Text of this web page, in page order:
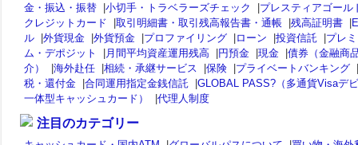
金・振込・振替 |小切手・トラベラーズチェック |プレスティアゴール
クレジットカード
|取引明細書・取引残高報告書・通帳 |残高証明書 |
ル |外貨現金 |外貨預金 |プロファイリング |ローン |投資信託 |プレ
ム・デポジット
| 月間平均資産運用残高 |円預金 |現金 |債券（金融商
介）
|海外赴任 |相続・承継サービス |保険 |プライベートバンキング |
税・還付金 |合同運用指定金銭信託 |GLOBAL PASS?（多通貨Visaデ
一体型キャッシュカード）
|代理人制度
注目のカテゴリー